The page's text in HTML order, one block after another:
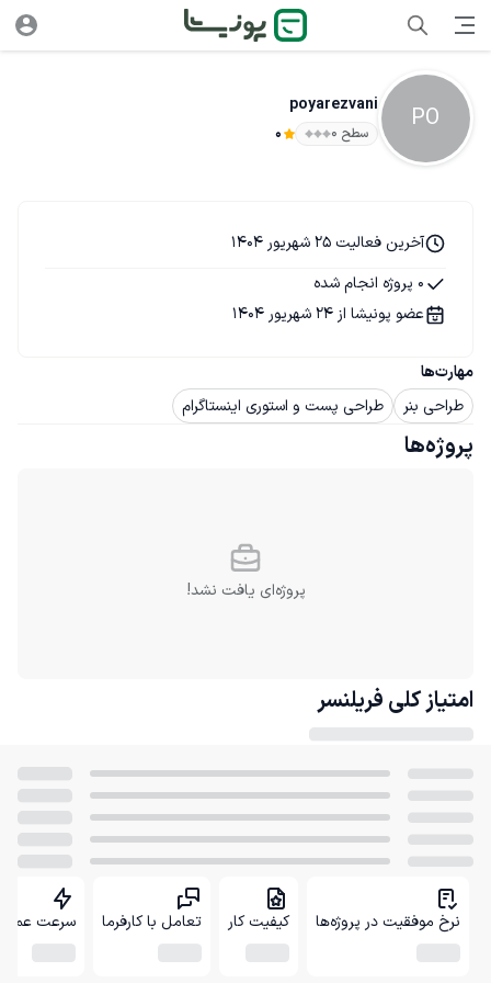
PO
poyarezvani
سطح ۰ 0
مهارت‌ها
طراحی بنر
طراحی پست و استوری اینستاگرام
آخرین فعالیت 25 شهریور 1404
0 پروژه انجام شده
عضو پونیشا از 24 شهریور 1404
پروژه‌ها
پروژه‌ای یافت نشد!
امتیاز کلی فریلنسر
نرخ موفقیت در پروژه‌ها کیفیت کار تعامل با کارفرما سرعت عمل